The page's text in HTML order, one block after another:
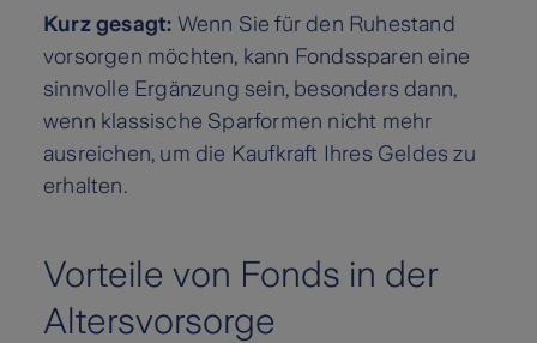
Kurz gesagt: Wenn Sie für den Ruhestand
vorsorgen möchten, kann Fondssparen eine
sinnvolle Ergänzung sein, besonders dann,
wenn klassische Sparformen nicht mehr
ausreichen, um die Kaufkraft Ihres Geldes zu
erhalten.
Vorteile von Fonds in der
Altersvorsorge